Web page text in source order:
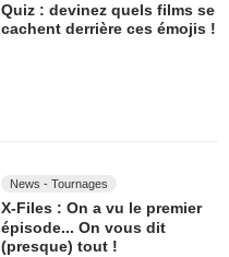
Quiz : devinez quels films se
cachent derrière ces émojis !
News - Tournages
X-Files : On a vu le premier
épisode... On vous dit
(presque) tout !